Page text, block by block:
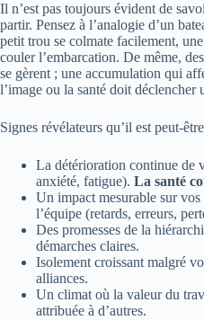
Il n’est pas toujours évident de
partir. Pensez à l’analogie d’un
petit trou se colmate facilement,
couler l’embarcation. De même,
se gèrent ; une accumulation qui
l’image ou la santé doit déclencher
Signes révélateurs qu’il est peut-
La détérioration continue de
anxiété, fatigue). La santé
Un impact mesurable sur
l’équipe (retards, erreurs,
Des promesses de la
démarches claires.
Isolement croissant malgré
alliances.
Un climat où la valeur du
attribuée à d’autres.